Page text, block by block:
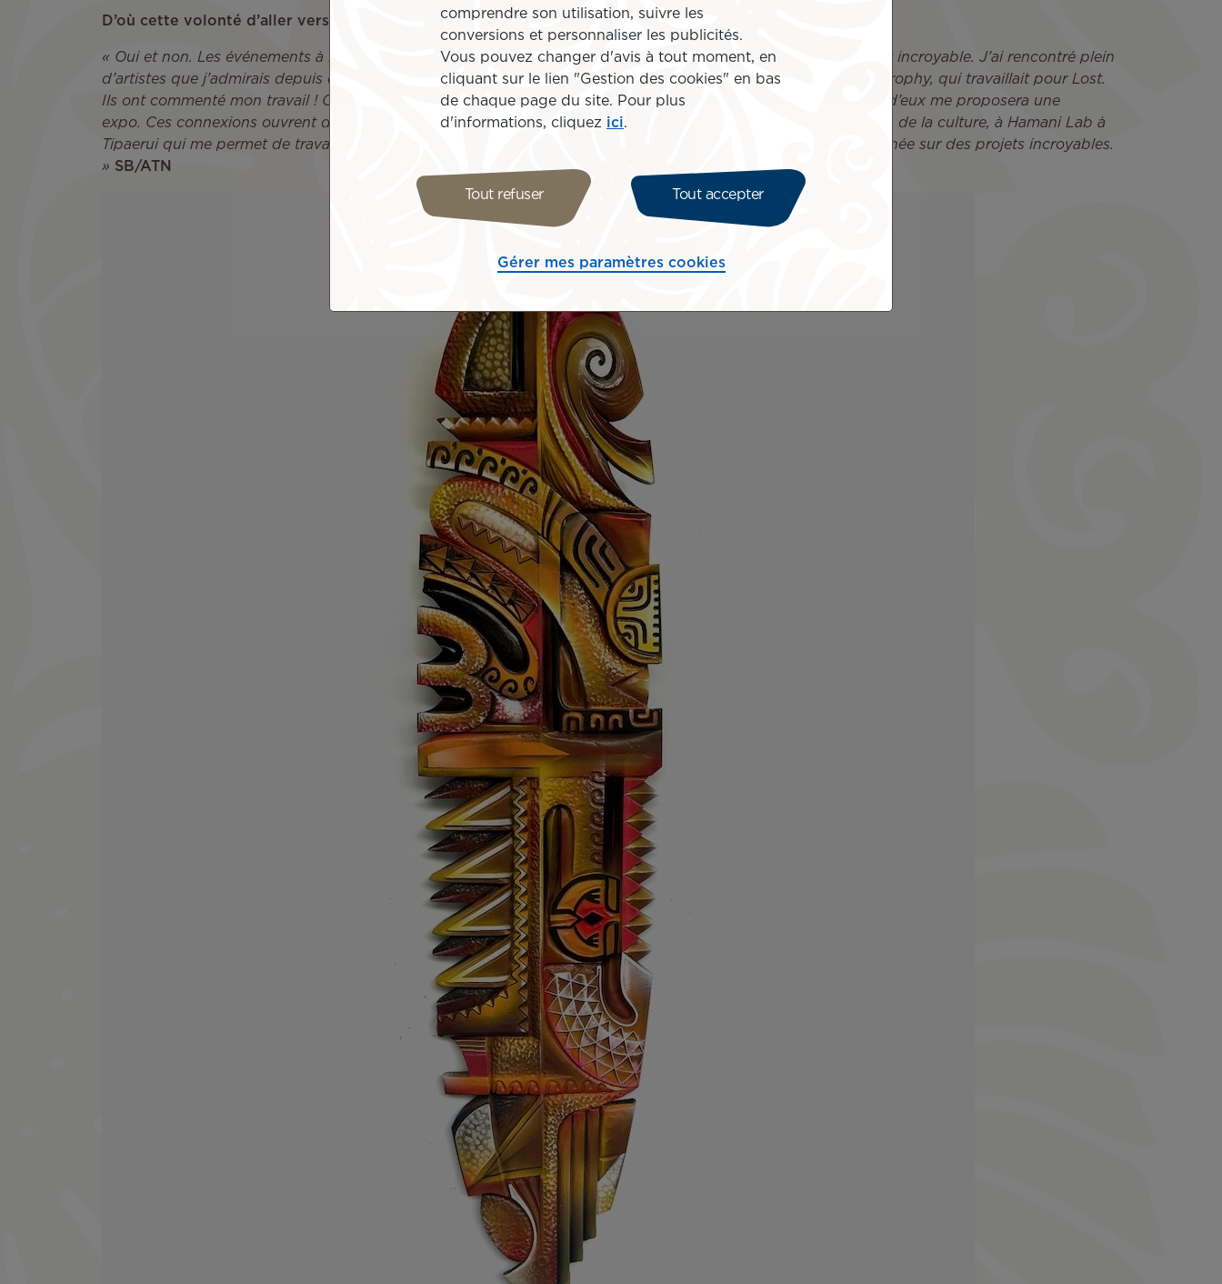
D’où cette volonté d’aller vers l’extérieur ?
« Oui et non. Les événements à l’étranger n’ont pas toujours été des succès financiers, mais humainement, c’est incroyable. J’ai rencontré plein
d’artistes que j’admirais depuis des années, comme Dennis Jarvis, fondateur de Spyder Surfboards, ou Drew Brophy, qui travaillait pour Lost.
Ils ont commenté mon travail ! C’est surtout une histoire de rencontres et de réseau : peut-être qu’un jour, l’un d’eux me proposera une
expo. Ces connexions ouvrent des perspectives sur le long terme. Un grand merci à Air Tahiti Nui, à la Direction de la culture, à Hamani Lab à
Tipaerui qui me permet de travailler à grande échelle, et aux hôtels Pearl Beach, avec qui je collabore toute l’année sur des projets incroyables.
» SB/ATN
comprendre son utilisation, suivre les
conversions et personnaliser les publicités.
Vous pouvez changer d'avis à tout moment, en
cliquant sur le lien "Gestion des cookies" en bas
de chaque page du site. Pour plus
d'informations, cliquez ici.
Tout refuser Tout accepter
Gérer mes paramètres cookies